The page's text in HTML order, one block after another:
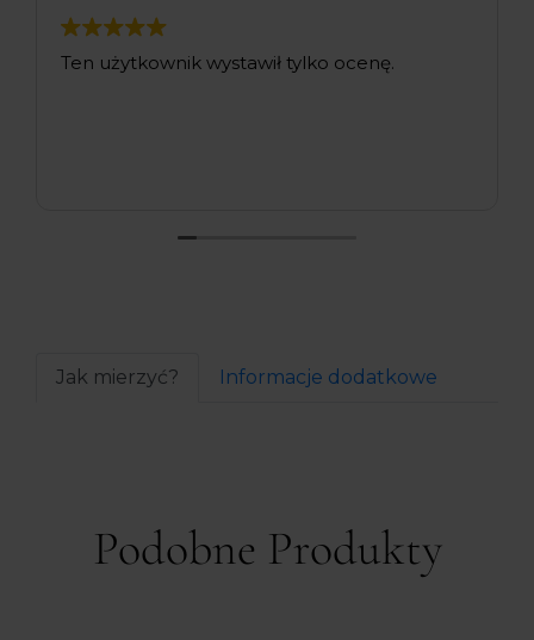
Ten użytkownik wystawił tylko ocenę.
Jak mierzyć? Informacje dodatkowe
Podobne Produkty